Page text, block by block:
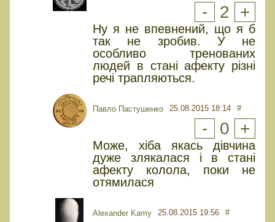
- 2 +
Ну я не впевнений, що я б
так не зробив. У не
особливо тренованих
людей в стані афекту різні
речі трапляються.
Павло Пастушенко 25.08.2015 18:14 #
- 0 +
Може, хіба якась дівчина
дуже злякалася і в стані
афекту колола, поки не
отямилася
Alexander Kamy 25.08.2015 19:56 #